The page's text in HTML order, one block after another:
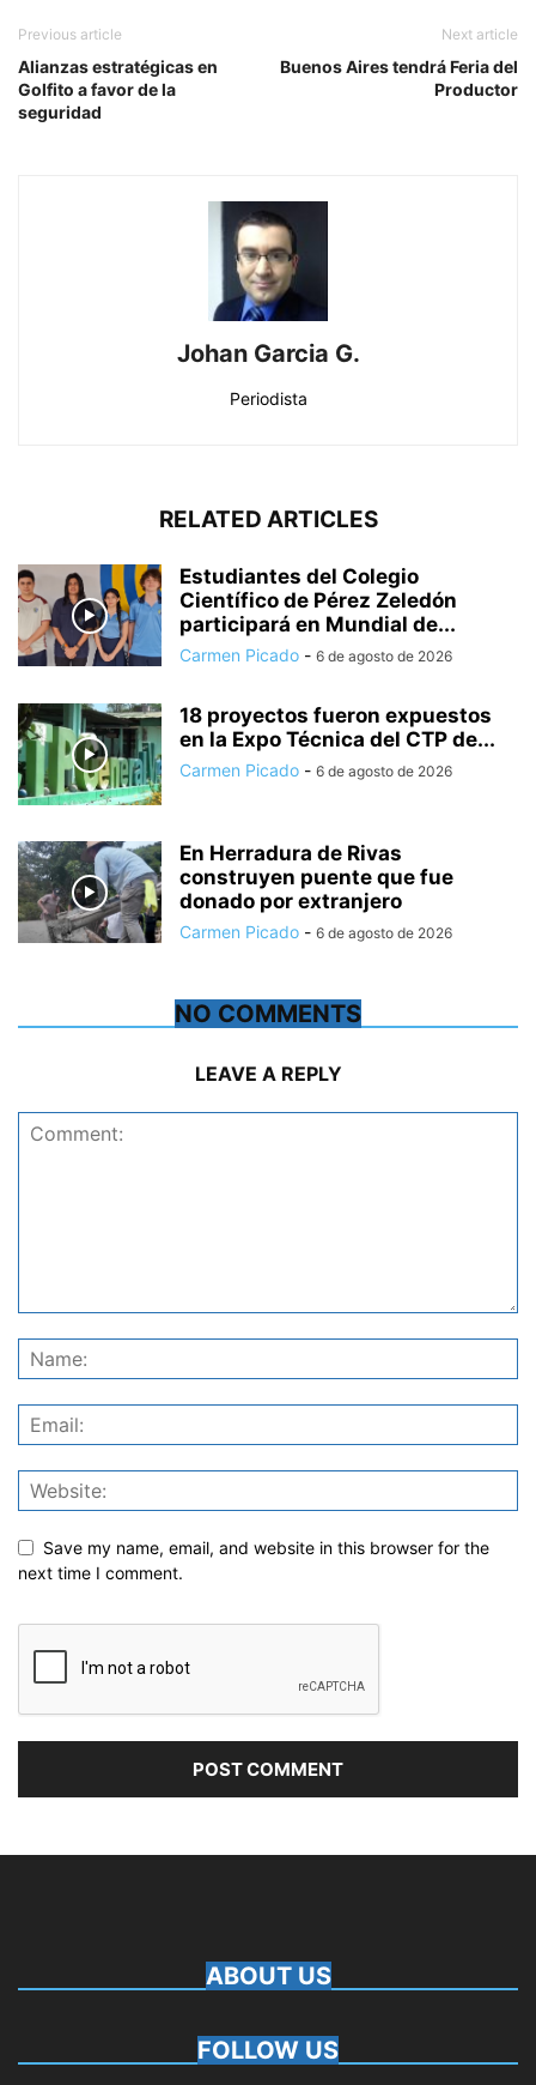
Previous article
Alianzas estratégicas en
Golfito a favor de la
seguridad
Next article
Buenos Aires tendrá Feria del
Productor
Johan Garcia G.
Periodista
RELATED ARTICLES
Estudiantes del Colegio
Científico de Pérez Zeledón
participará en Mundial de...
Carmen Picado - 6 de agosto de 2026
18 proyectos fueron expuestos
en la Expo Técnica del CTP de...
Carmen Picado - 6 de agosto de 2026
En Herradura de Rivas
construyen puente que fue
donado por extranjero
Carmen Picado - 6 de agosto de 2026
NO COMMENTS
LEAVE A REPLY
Save my name, email, and website in this browser for the
next time I comment.
ABOUT US
FOLLOW US